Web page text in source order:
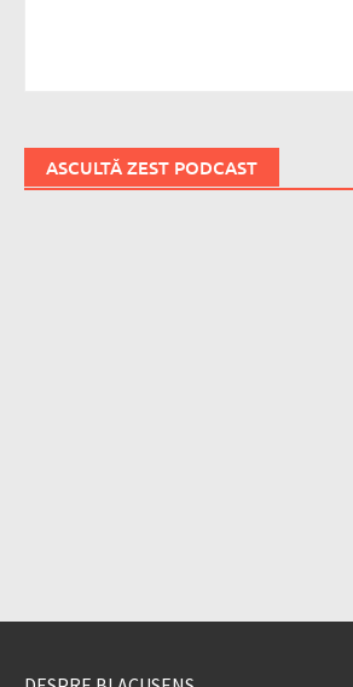
ASCULTĂ ZEST PODCAST